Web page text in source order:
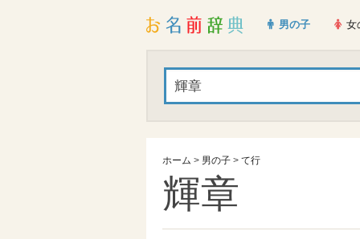
男の子 女
ホーム > 男の子 > て行
輝章